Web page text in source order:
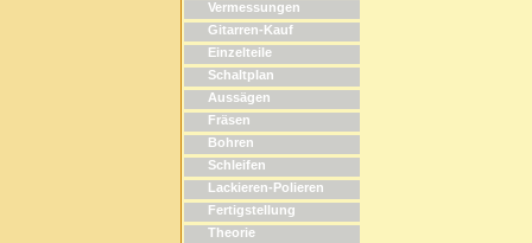
Vermessungen
Gitarren-Kauf
Einzelteile
Schaltplan
Aussägen
Fräsen
Bohren
Schleifen
Lackieren-Polieren
Fertigstellung
Theorie